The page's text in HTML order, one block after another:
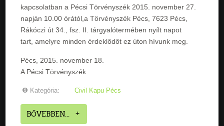
kapcsolatban a Pécsi Törvényszék 2015. november 27.
napján 10.00 órától,a Törvényszék Pécs, 7623 Pécs,
Rákóczi út 34., fsz. II. tárgyalótermében nyílt napot
tart, amelyre minden érdeklődőt ez úton hívunk meg.
Pécs, 2015. november 18.
A Pécsi Törvényszék
Kategória: Civil Kapu Pécs
BŐVEBBEN...